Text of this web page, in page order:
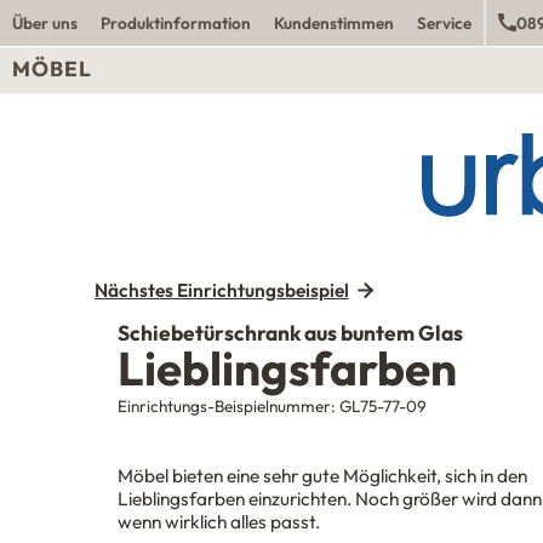
Über uns Produktinformation Kundenstimmen Service
MÖBEL
Nächstes Einrichtungsbeispiel
Schiebetürschrank aus buntem Glas
Lieblingsfarben
Einrichtungs-Beispielnummer: GL75-77-09
Möbel bieten eine sehr gute Möglichkeit, sich in den
Lieblingsfarben einzurichten. Noch größer wird
wenn wirklich alles passt.